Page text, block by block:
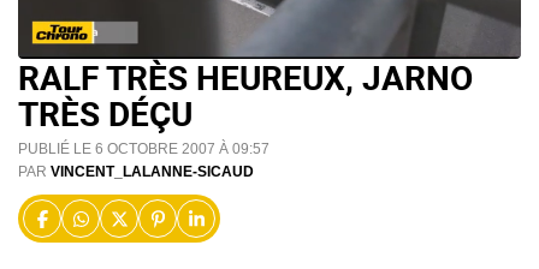
RALF TRÈS HEUREUX, JARNO
TRÈS DÉÇU
PUBLIÉ LE 6 OCTOBRE 2007 À 09:57
PAR VINCENT_LALANNE-SICAUD